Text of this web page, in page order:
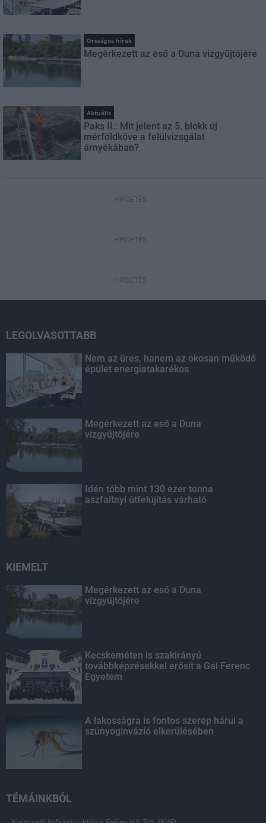
Országos hírek
Megérkezett az eső a Duna vízgyűjtőjére
Aktuális
Paks II.: Mit jelent az 5. blokk új
mérföldköve a felülvizsgálat
árnyékában?
HIRDETÉS
HIRDETÉS
HIRDETÉS
LEGOLVASOTTABB
Nem az üres, hanem az okosan működő
épület energiatakarékos
Megérkezett az eső a Duna
vízgyűjtőjére
Idén több mint 130 ezer tonna
aszfaltnyi útfelújítás várható
KIEMELT
Megérkezett az eső a Duna
vízgyűjtőjére
Kecskeméten is szakirányú
továbbképzésekkel erősít a Gál Ferenc
Egyetem
A lakosságra is fontos szerep hárul a
szúnyoginvázió elkerülésében
TÉMÁINKBÓL